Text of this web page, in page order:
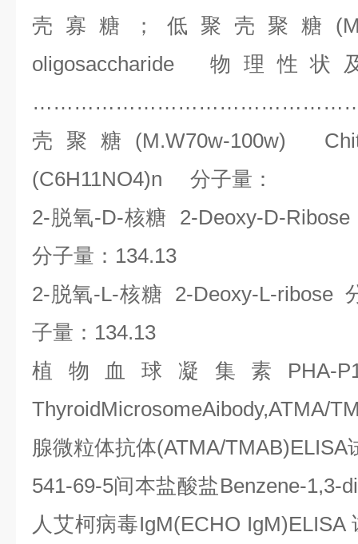
壳寡糖；低聚壳聚糖
oligosaccharide物理性状
……………………………………………
壳聚糖 (M.W70w-100w)
(C6H11NO4)n 分子量：
2-脱氧-D-核糖 2-Deoxy-D-
分子量： 134.13
2-脱氧-L-核糖 2-Deoxy-L-ribose
子量： 134.13
植物血球凝集素 PHA-
ThyroidMicrosomeAibody,ATMA/
腺微粒体抗体(ATMA/TMAB)ELISA
541-69-5间本盐酸盐Benzene-1,3-
人艾柯病毒IgM(ECHO IgM)ELISA